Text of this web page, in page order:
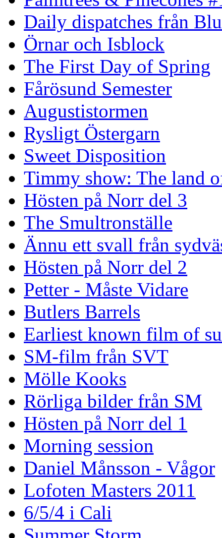
Daily dispatches från
Örnar och Isblock
The First Day of Spring
Fårösund Semester
Augustistormen
Rysligt Östergarn
Sweet Disposition
Timmy show: The land
Hösten på Norr del 3
The Smultronställe
Ännu ett svall från
Hösten på Norr del 2
Petter - Måste Vidare
Butlers Barrels
Earliest known film of
SM-film från SVT
Mölle Kooks
Rörliga bilder från SM
Hösten på Norr del 1
Morning session
Daniel Månsson - Vågor
Lofoten Masters 2011
6/5/4 i Cali